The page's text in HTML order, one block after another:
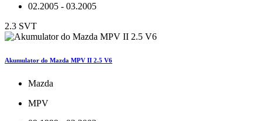
02.2005 - 03.2005
2.3 SVT
Akumulator do Mazda MPV II 2.5 V6
Mazda
MPV